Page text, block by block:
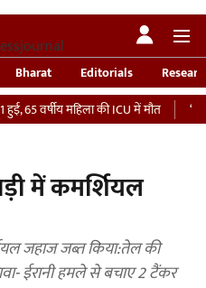
Bharat Editorials
महिला की ICU में मौत
‘भारतीय
में कमर्शियल
जहाज जब्त किया:तेल की
ईरानी हमले से बचाए 2 टैंकर